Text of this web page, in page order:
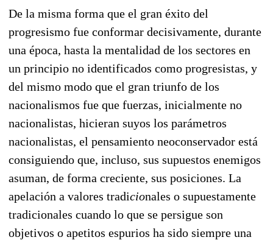
De la misma forma que el gran éxito del
progresismo fue conformar decisivamente, durante
una época, hasta la mentalidad de los sectores en
un principio no identificados como progresistas, y
del mismo modo que el gran triunfo de los
nacionalismos fue que fuerzas, inicialmente no
nacionalistas, hicieran suyos los parámetros
nacionalistas, el pensamiento neoconservador está
consiguiendo que, incluso, sus supuestos enemigos
asuman, de forma creciente, sus posiciones. La
apelación a valores tradi­cionales o supuestamente
tradicionales cuando lo que se persigue son
objetivos o apetitos espurios ha sido siempre una